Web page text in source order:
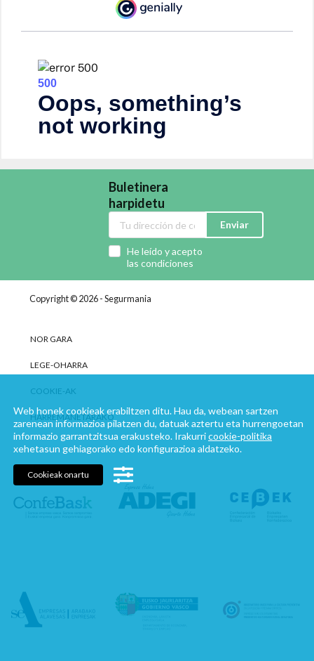
Buletinera
harpidetu
Enviar
He leído y acepto
las condiciones
Copyright © 2026 - Segurmania
NOR GARA
LEGE-OHARRA
COOKIE-AK
HARREMANETARAKO
Web honek cookieak erabiltzen ditu. Hau da, webean sartzen
zarenean informazioa pilatzen du, datuak aztertu eta hurrengoetan
informazio garrantzitsua erakusteko. Irakurricookie-politika
xehetasun gehiagorako edo konfigurazioa aldatzeko.
Cookieak onartu